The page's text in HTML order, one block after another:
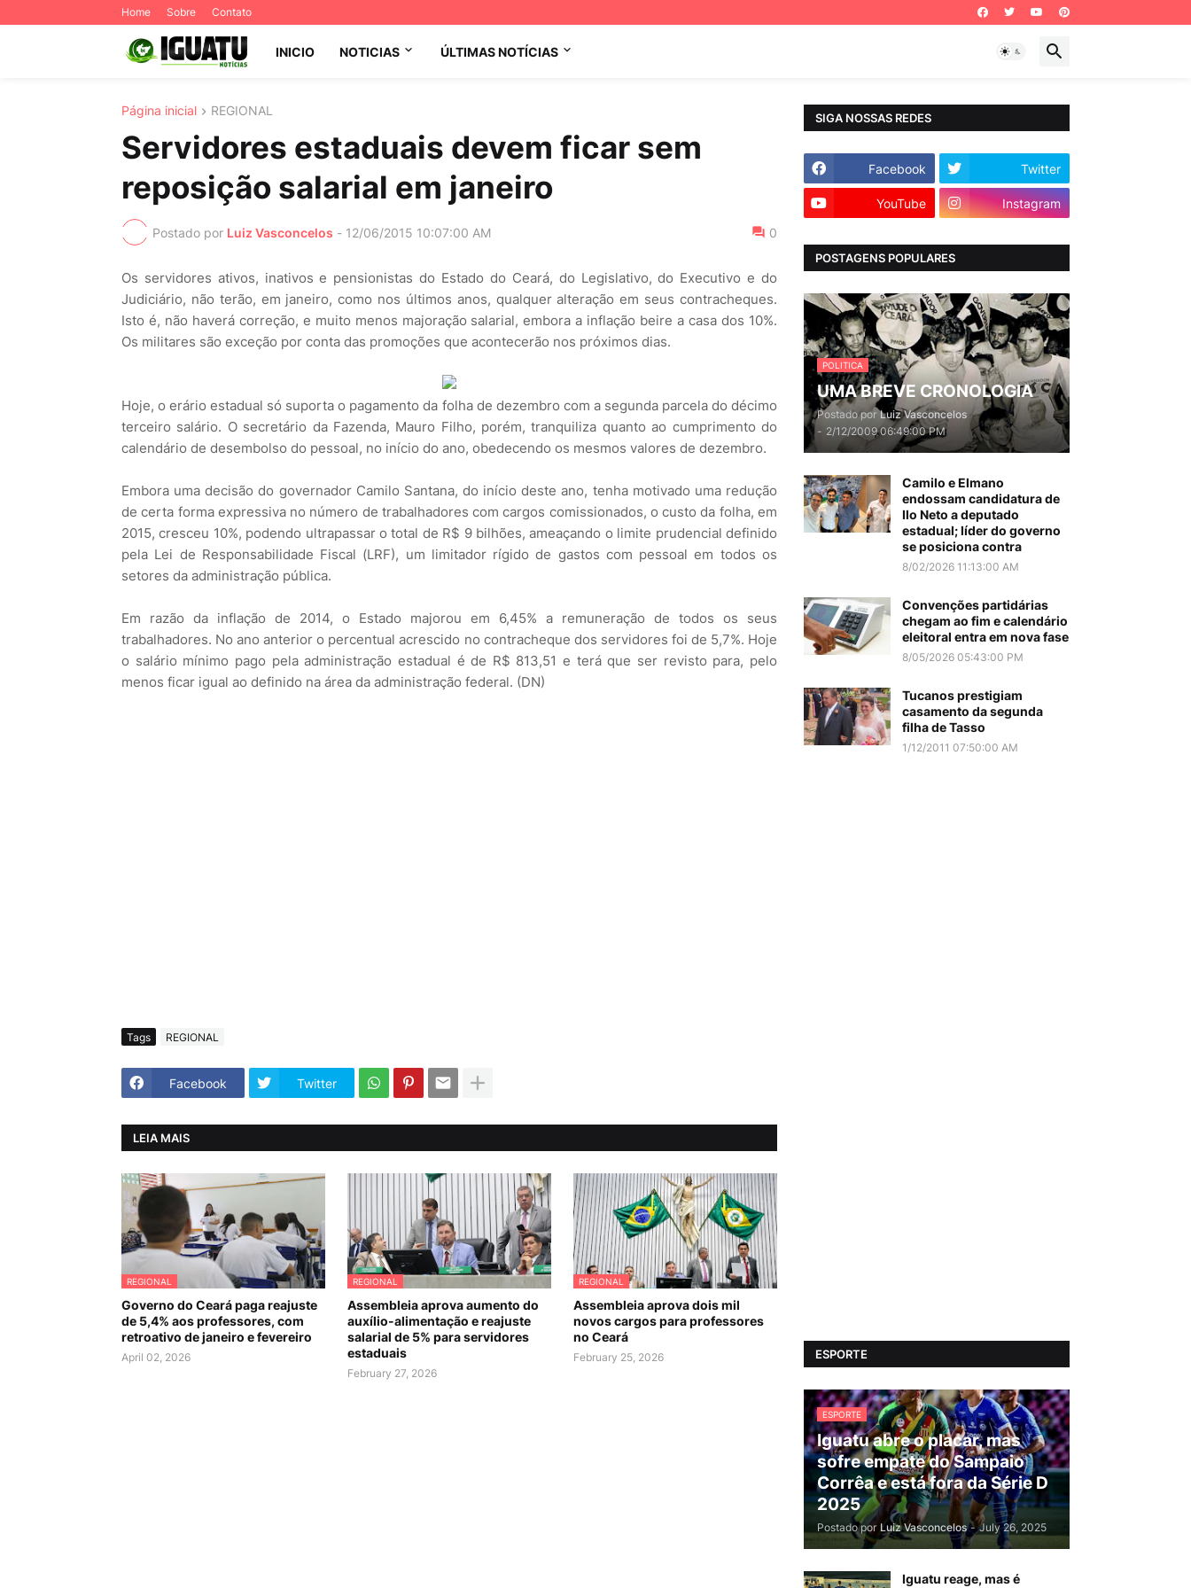
Home Sobre Contato
INICIO NOTICIAS ÚLTIMAS NOTÍCIAS
Página inicial REGIONAL
Servidores estaduais devem ficar sem
reposição salarial em janeiro
Postado por Luiz Vasconcelos - 12/06/2015 10:07:00 AM 0
Os servidores ativos, inativos e pensionistas do Estado do Ceará, do Legislativo, do Executivo e do
Judiciário, não terão, em janeiro, como nos últimos anos, qualquer alteração em seus contracheques.
Isto é, não haverá correção, e muito menos majoração salarial, embora a inflação beire a casa dos 10%.
Os militares são exceção por conta das promoções que acontecerão nos próximos dias.
Hoje, o erário estadual só suporta o pagamento da folha de dezembro com a segunda parcela do décimo
terceiro salário. O secretário da Fazenda, Mauro Filho, porém, tranquiliza quanto ao cumprimento do
calendário de desembolso do pessoal, no início do ano, obedecendo os mesmos valores de dezembro.
Embora uma decisão do governador Camilo Santana, do início deste ano, tenha motivado uma redução
de certa forma expressiva no número de trabalhadores com cargos comissionados, o custo da folha, em
2015, cresceu 10%, podendo ultrapassar o total de R$ 9 bilhões, ameaçando o limite prudencial definido
pela Lei de Responsabilidade Fiscal (LRF), um limitador rígido de gastos com pessoal em todos os
setores da administração pública.
Em razão da inflação de 2014, o Estado majorou em 6,45% a remuneração de todos os seus
trabalhadores. No ano anterior o percentual acrescido no contracheque dos servidores foi de 5,7%. Hoje
o salário mínimo pago pela administração estadual é de R$ 813,51 e terá que ser revisto para, pelo
menos ficar igual ao definido na área da administração federal. (DN)
Tags REGIONAL
Facebook Twitter
LEIA MAIS
REGIONAL
Governo do Ceará paga reajuste
de 5,4% aos professores, com
retroativo de janeiro e fevereiro
April 02, 2026
REGIONAL
Assembleia aprova aumento do
auxílio-alimentação e reajuste
salarial de 5% para servidores
estaduais
February 27, 2026
REGIONAL
Assembleia aprova dois mil
novos cargos para professores
no Ceará
February 25, 2026
SIGA NOSSAS REDES
Facebook Twitter
YouTube Instagram
POSTAGENS POPULARES
POLITICA
UMA BREVE CRONOLOGIA
Postado por Luiz Vasconcelos
- 2/12/2009 06:49:00 PM
Camilo e Elmano
endossam candidatura de
Ilo Neto a deputado
estadual; líder do governo
se posiciona contra
8/02/2026 11:13:00 AM
Convenções partidárias
chegam ao fim e calendário
eleitoral entra em nova fase
8/05/2026 05:43:00 PM
Tucanos prestigiam
casamento da segunda
filha de Tasso
1/12/2011 07:50:00 AM
ESPORTE
ESPORTE
Iguatu abre o placar, mas
sofre empate do Sampaio
Corrêa e está fora da Série D
2025
Postado por Luiz Vasconcelos - July 26, 2025
Iguatu reage, mas é